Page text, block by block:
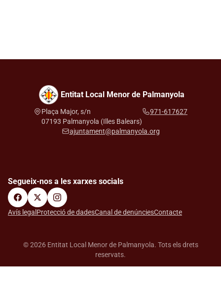
Entitat Local Menor de Palmanyola
Plaça Major, s/n
07193 Palmanyola (Illes Balears)
971-617627
ajuntament@palmanyola.org
Segueix-nos a les xarxes socials
Avís legal Protecció de dadesCanal de denúnciesContacte
© 2026 Entitat Local Menor de Palmanyola. Tots els drets
reservats.